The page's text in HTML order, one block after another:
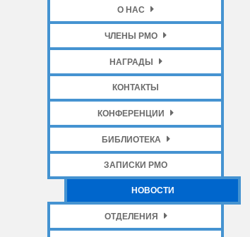
О НАС
ЧЛЕНЫ РМО
НАГРАДЫ
КОНТАКТЫ
КОНФЕРЕНЦИИ
БИБЛИОТЕКА
ЗАПИСКИ РМО
НОВОСТИ
ОТДЕЛЕНИЯ